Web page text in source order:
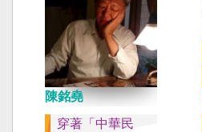
陳銘堯
穿著「中華民